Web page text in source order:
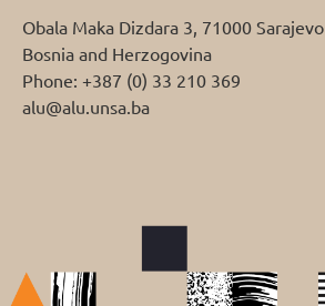
Obala Maka Dizdara 3, 71000 Sarajevo
Bosnia and Herzogovina
Phone: +387 (0) 33 210 369
alu@alu.unsa.ba